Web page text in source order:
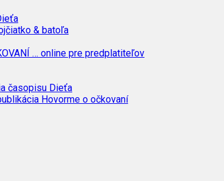
& batoľa
… online pre predplatiteľov
časopisu Dieťa
Hovorme o očkovaní